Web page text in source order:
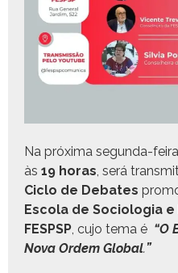
Na próx­i­ma segun­da-
às 19 horas, será
Ciclo de Debates
Esco­la de Soci­olo­gia
FESPSP, cujo tema é “O
Nova Ordem Glob­al.”